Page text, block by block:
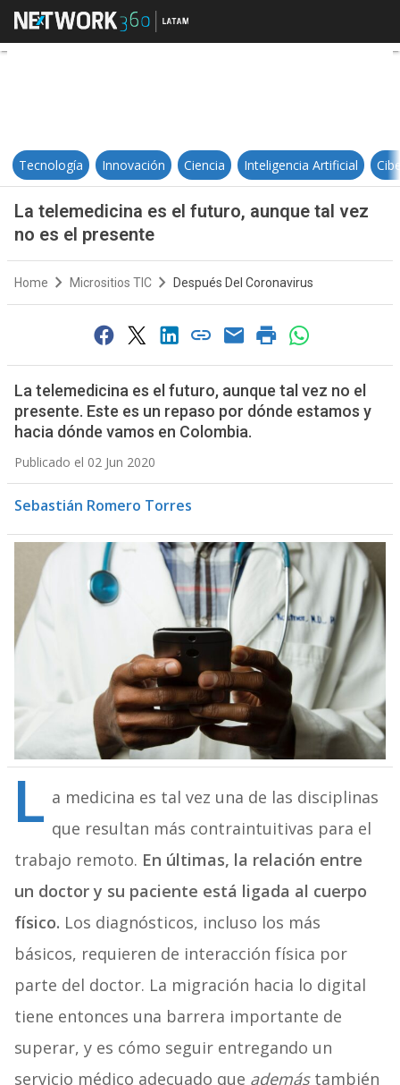
La telemedicina es el futuro,
Tecnología Innovación Ciencia Inteligencia Artificial
La telemedicina es el futuro, aunque tal vez
no es el presente
Home Micrositios TIC Después Del Coronavirus
La telemedicina es el futuro, aunque tal vez no el
presente. Este es un repaso por dónde estamos y
hacia dónde vamos en Colombia.
Publicado el 02 Jun 2020
Sebastián Romero Torres
L a medicina es tal vez una de las disciplinas
que resultan más contraintuitivas para el
trabajo remoto. En últimas, la relación entre
un doctor y su paciente está ligada al cuerpo
físico. Los diagnósticos, incluso los más
básicos, requieren de interacción física por
parte del doctor. La migración hacia lo digital
tiene entonces una barrera importante de
superar, y es cómo seguir entregando un
servicio médico adecuado que además también